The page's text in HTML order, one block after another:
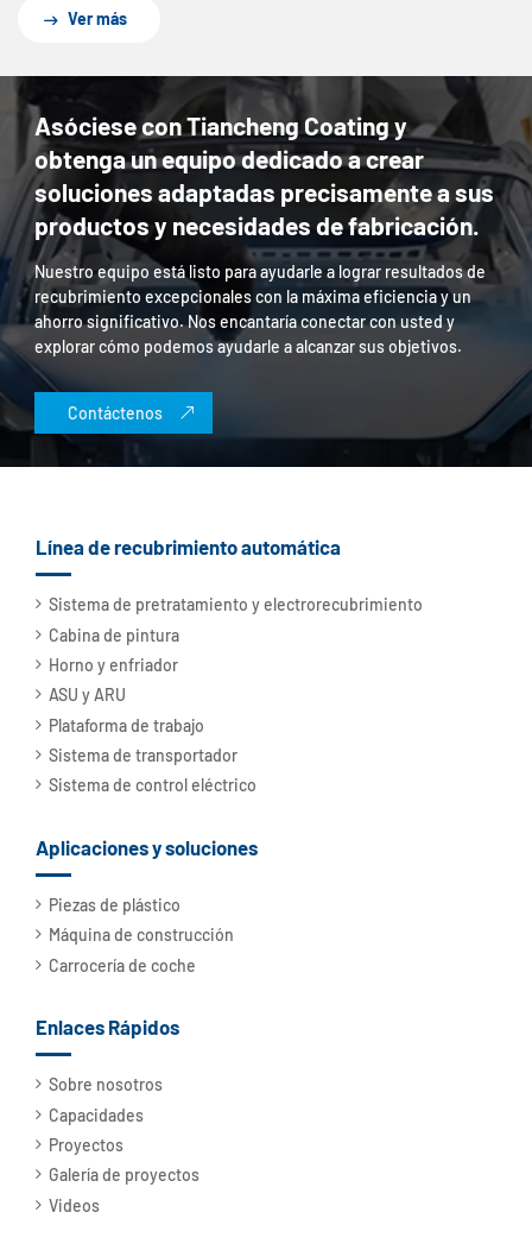
Ver más
Asóciese con Tiancheng Coating y
obtenga un equipo dedicado a crear
soluciones adaptadas precisamente a sus
productos y necesidades de fabricación.
Nuestro equipo está listo para ayudarle a lograr resultados de
recubrimiento excepcionales con la máxima eficiencia y un
ahorro significativo. Nos encantaría conectar con usted y
explorar cómo podemos ayudarle a alcanzar sus objetivos.
Contáctenos
Línea de recubrimiento automática
Sistema de pretratamiento y electrorecubrimiento
Cabina de pintura
Horno y enfriador
ASU y ARU
Plataforma de trabajo
Sistema de transportador
Sistema de control eléctrico
Aplicaciones y soluciones
Piezas de plástico
Máquina de construcción
Carrocería de coche
Enlaces Rápidos
Sobre nosotros
Capacidades
Proyectos
Galería de proyectos
Videos